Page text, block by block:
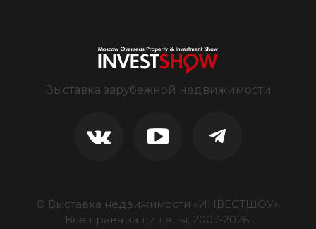
Выставка зарубежной недвижимости
© Выставка недвижимости «ИНВЕСТШОУ».
Все права защищены, 2007-2026.